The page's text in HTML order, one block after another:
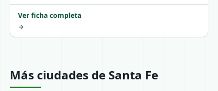
Ver ficha completa
→
Más ciudades de Santa Fe